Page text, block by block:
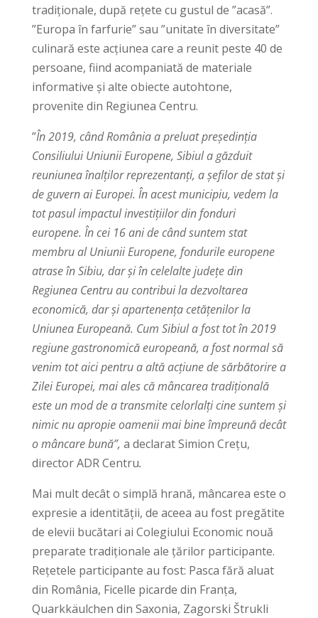
tradiționale, după rețete cu gustul de ”acasă”.
”Europa în farfurie” sau ”unitate în diversitate”
culinară este acțiunea care a reunit peste 40 de
persoane, fiind acompaniată de materiale
informative și alte obiecte autohtone,
provenite din Regiunea Centru.
”În 2019, când România a preluatpreședinția
Consiliului Uniunii Europene, Sibiul a găzduit
reuniunea înalților reprezentanți, a șefilor de stat și
de guvern ai Europei. În acest municipiu, vedem la
tot pasul impactul investițiilor din fonduri
europene. În cei 16 ani de când suntem stat
membru al Uniunii Europene, fondurile europene
atrase în Sibiu, dar și în celelalte județe din
Regiunea Centru au contribui la dezvoltarea
economică, dar și apartenența cetățenilor la
Uniunea Europeană. Cum Sibiul a fost tot în 2019
regiune gastronomică europeană, a fost normal să
venim tot aici pentru a altă acțiune de sărbătorire a
Zilei Europei, mai ales că mâncarea tradițională
este un mod de a transmite celorlalți cine suntem și
nimic nu apropie oamenii mai bine împreună decât
o mâncare bună”, a declarat Simion Crețu,
director ADR Centru.
Mai mult decât o simplă hrană, mâncarea este o
expresie a identității, de aceea au fost pregătite
de elevii bucătari ai Colegiului Economic nouă
preparate tradiționale ale țărilor participante.
Rețetele participante au fost: Pasca fără aluat
din România, Ficelle picarde din Franța,
Quarkkäulchen din Saxonia, Zagorski Štrukli